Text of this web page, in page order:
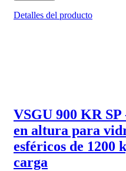
Detalles del producto
VSGU 900 KR
en altura para
esféricos de 1200
carga